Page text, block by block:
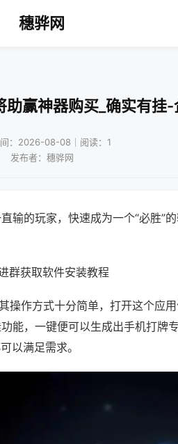
穗骅网
助赢神器购买_确实有挂-
：2026-08-08｜阅读：1
发布者：穗骅网
输的玩家，快速成为一个“必胜”
群获取软件安装教程
操作方式十分简单，打开这个应
能，一键便可以生成出手机打牌
以满足需求。